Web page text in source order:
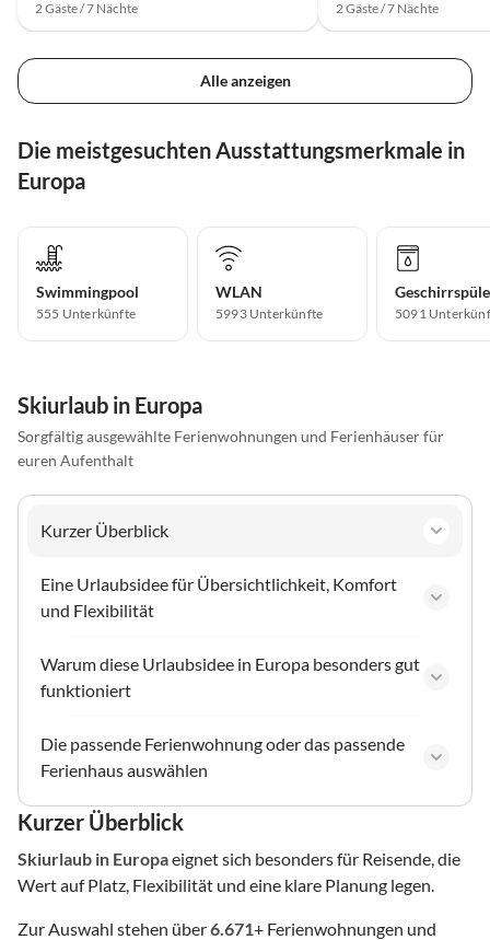
2 Gäste / 7 Nächte 2 Gäste / 7 Nächte
Alle anzeigen
Die meistgesuchten Ausstattungsmerkmale in
Europa
Swimmingpool
555 Unterkünfte
WLAN
5993 Unterkünfte 5091
Skiurlaub in Europa
Sorgfältig ausgewählte Ferienwohnungen und Ferienhäuser für
euren Aufenthalt
Kurzer Überblick
Eine Urlaubsidee für Übersichtlichkeit, Komfort
und Flexibilität
Warum diese Urlaubsidee in Europa besonders gut
funktioniert
Die passende Ferienwohnung oder das passende
Ferienhaus auswählen
Kurzer Überblick
Skiurlaub in Europaeignet sich besonders für Reisende, die
Wert auf Platz, Flexibilität und eine klare Planung legen.
Zur Auswahl stehen über6.671+ Ferienwohnungen und